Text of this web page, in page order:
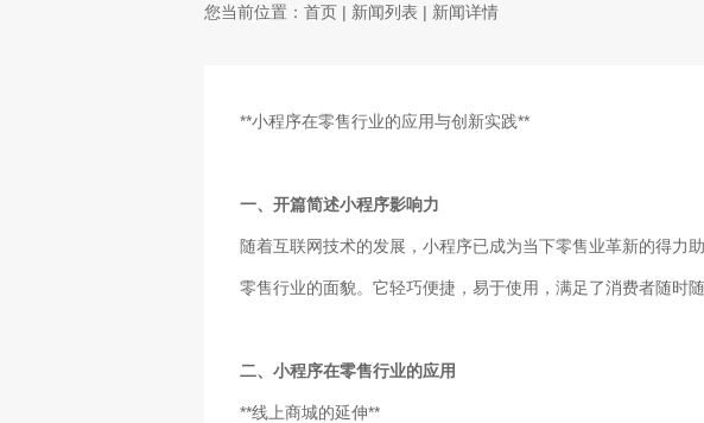
您当前位置： 首页 | 新闻列表 | 新闻详情
**小程序在零售行业的应用与创新实践**
一、开篇简述小程序影响力
随着互联网技术的发展，小程序已成为当下零售业革新的得力
零售行业的面貌。它轻巧便捷，易于使用，满足了消费者随时
二、小程序在零售行业的应用
**线上商城的延伸**